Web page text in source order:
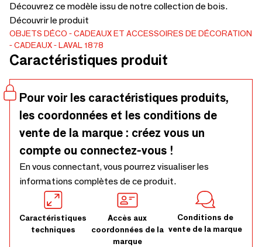
Découvrez ce modèle issu de notre collection de bois.
Découvrir le produit
OBJETS DÉCO
CADEAUX ET ACCESSOIRES DE DÉCORATION
CADEAUX
LAVAL 1878
Caractéristiques produit
Pour voir les caractéristiques produits,
les coordonnées et les conditions de
vente de la marque : créez vous un
compte ou connectez-vous !
En vous connectant, vous pourrez visualiser les
informations complètes de ce produit.
Caractéristiques
techniques
Accès aux
coordonnées de la
marque
Conditions de
vente de la marque